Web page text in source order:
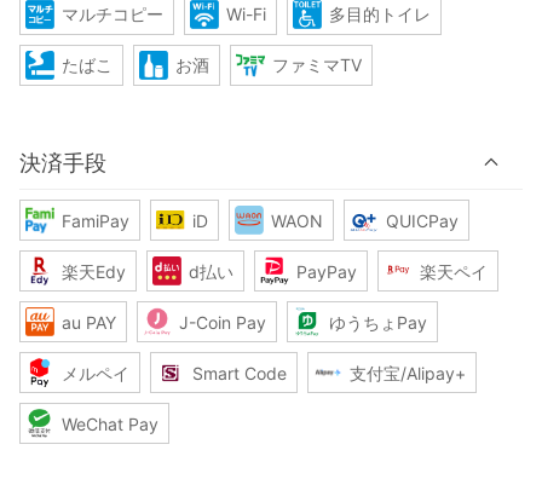
マルチコピー Wi-Fi 多目的トイレ
たばこ お酒 ファミマTV
決済手段
FamiPay iD WAON QUICPay
楽天Edy d払い PayPay 楽天ペイ
au PAY J-Coin Pay ゆうちょPay
メルペイ Smart Code 支付宝/Alipay+
WeChat Pay